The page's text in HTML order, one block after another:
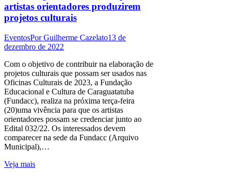
artistas orientadores produzirem
projetos culturais
EventosPorGuilherme Cazelato13 de
dezembro de 2022
Com o objetivo de contribuir na elaboração de
projetos culturais que possam ser usados nas
Oficinas Culturais de 2023, a Fundação
Educacional e Cultura de Caraguatatuba
(Fundacc), realiza na próxima terça-feira
(20)uma vivência para que os artistas
orientadores possam se credenciar junto ao
Edital 032/22. Os interessados devem
comparecer na sede da Fundacc (Arquivo
Municipal),…
Veja mais